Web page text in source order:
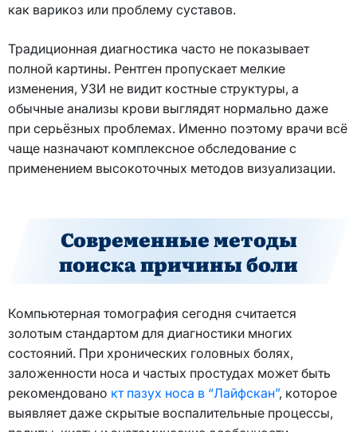
как варикоз или проблему суставов.
Традиционная диагностика часто не показывает
полной картины. Рентген пропускает мелкие
изменения, УЗИ не видит костные структуры, а
обычные анализы крови выглядят нормально даже
при серьёзных проблемах. Именно поэтому врачи всё
чаще назначают комплексное обследование с
применением высокоточных методов визуализации.
Современные методы
поиска причины боли
Компьютерная томография сегодня считается
золотым стандартом для диагностики многих
состояний. При хронических головных болях,
заложенности носа и частых простудах может быть
рекомендовано кт пазух носа в “Лайфскан”, которое
выявляет даже скрытые воспалительные процессы,